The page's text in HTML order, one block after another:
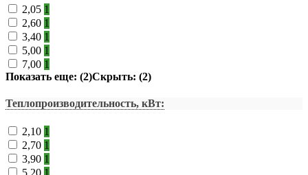
2,05 1
2,60 1
3,40 1
5,00 1
7,00 1
Показать еще: (2)Скрыть: (2)
Теплопроизводительность, кВт:
2,10 1
2,70 1
3,90 1